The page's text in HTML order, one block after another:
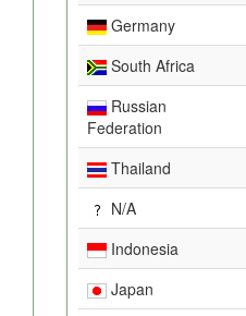
Germany
South Africa
Russian
Federation
Thailand
N/A
Indonesia
Japan